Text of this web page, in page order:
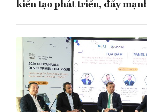
kiến tạo phát triển, đẩy